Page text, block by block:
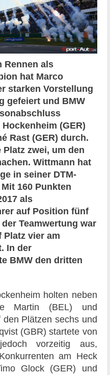
Rennen als
hat Marco
starken Vorstellung
gefeiert und BMW
(GER)
Rast (GER) durch.
zwei, um den
Wittmann hat
in seiner DTM-
160 Punkten
als
auf Position fünf
Teamwertung war
Platz vier am
In der
BMW den dritten
holten neben
Martin (BEL) und
Plätzen sechs und
(GBR) startete von
vorzeitig aus,
am Heck
Glock (GER) und